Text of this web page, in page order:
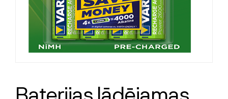
Baterijas lādējamas